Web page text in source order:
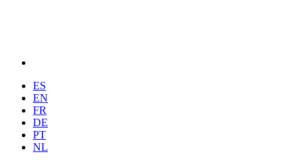
ES
EN
FR
DE
PT
NL